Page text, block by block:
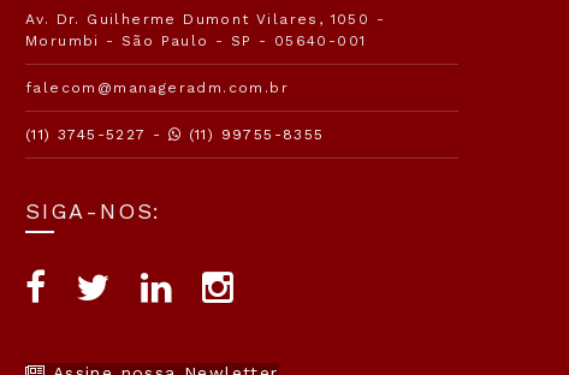
Av. Dr. Guilherme Dumont Vilares, 1050 -
Morumbi - São Paulo - SP - 05640-001
falecom@manageradm.com.br
(11) 3745-5227 - (11) 99755-8355
SIGA-NOS: